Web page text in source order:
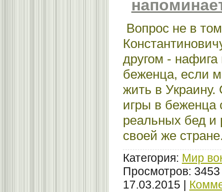
Вопрос не в
другом - нафига
беженца, если
жить в Украину.
игры в беженца
реальных бед и
своей же
Категория: Мир
Просмотров:
17.03.2015